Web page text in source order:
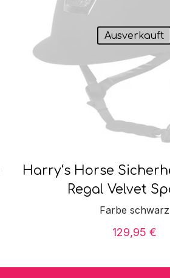
Ausverkauft
Harry‘s Horse
Regal Velvet
Farbe schwarz
129,95 €